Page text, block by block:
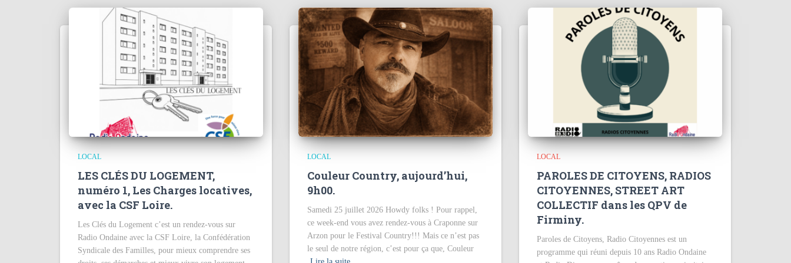
LOCAL
LES CLÉS DU LOGEMENT,
numéro 1, Les Charges locatives,
avec la CSF Loire.
Les Clés du Logement c’est un rendez-vous sur
Radio Ondaine avec la CSF Loire, la Confédération
Syndicale des Familles, pour mieux comprendre ses
LOCAL
Couleur Country, aujourd’hui,
9h00.
Samedi 25 juillet 2026 Howdy folks ! Pour rappel,
ce week-end vous avez rendez-vous à Craponne sur
Arzon pour le Festival Country!!! Mais ce n’est pas
le seul de notre région, c’est pour ça que, Couleur
LOCAL
PAROLES DE CITOYENS, RADIOS
CITOYENNES, STREET ART
COLLECTIF dans les QPV de
Firminy.
Paroles de Citoyens, Radio Citoyennes est un
programme qui réuni depuis 10 ans Radio Ondaine